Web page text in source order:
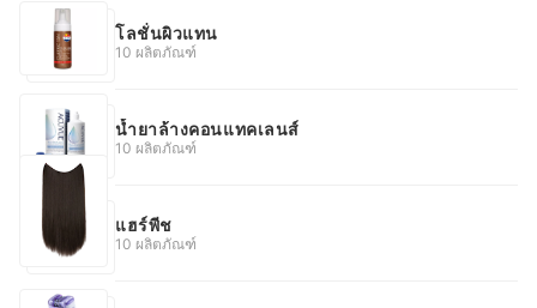
โลชั่นผิวแทน
10 ผลิตภัณฑ์
น้ำยาล้างคอนแทคเลนส์
10 ผลิตภัณฑ์
แฮร์พีช
10 ผลิตภัณฑ์